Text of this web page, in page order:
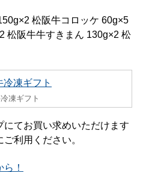
松阪牛コロッケ 60g×5
松阪牛牛すきまん 130g×2 松
凍ギフト
てお買い求めいただけます
利用ください。
！